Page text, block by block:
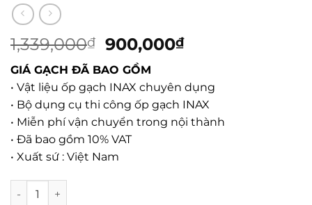
1,339,000₫
Giá
gốc
là:
1,339,000₫.
900,000₫Giá
tại
là:
900,000₫.
GIÁ GẠCH ĐÃ BAO GỒM
• Vật liệu ốp gạch INAX chuyên dụng
• Bộ dụng cụ thi công ốp gạch INAX
• Miễn phí vận chuyển trong nội thành
• Đã bao gồm 10% VAT
• Xuất sứ : Việt Nam
GẠCH INAX IM-50P1/BL-2 số lượng